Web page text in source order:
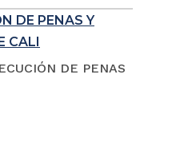
DE PENAS Y
CALI
DE PENAS